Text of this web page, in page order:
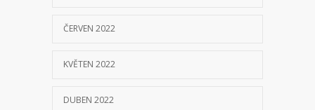
ČERVEN 2022
KVĚTEN 2022
DUBEN 2022